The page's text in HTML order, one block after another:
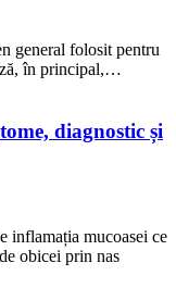
general folosit pentru
în principal,…
diagnostic și
inflamația mucoasei ce
obicei prin nas